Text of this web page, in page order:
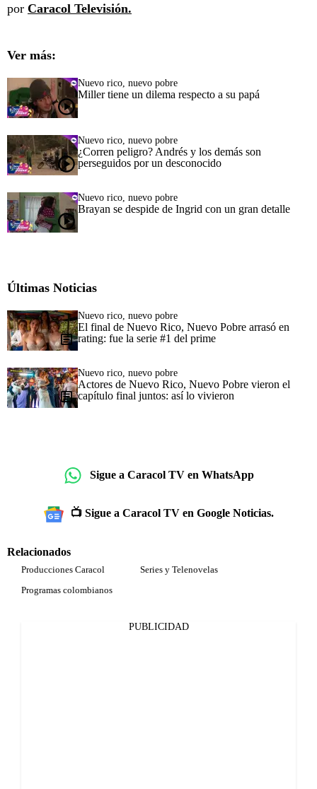
por Caracol Televisión.
Ver más:
Nuevo rico, nuevo pobre
Miller tiene un dilema respecto a su papá
Nuevo rico, nuevo pobre
¿Corren peligro? Andrés y los demás son
perseguidos por un desconocido
Nuevo rico, nuevo pobre
Brayan se despide de Ingrid con un gran detalle
Últimas Noticias
Nuevo rico, nuevo pobre
El final de Nuevo Rico, Nuevo Pobre arrasó en
rating: fue la serie #1 del prime
Nuevo rico, nuevo pobre
Actores de Nuevo Rico, Nuevo Pobre vieron el
capítulo final juntos: así lo vivieron
Sigue a Caracol TV en WhatsApp
📺 Sigue a Caracol TV en Google Noticias.
Relacionados
Producciones Caracol
Series y Telenovelas
Programas colombianos
PUBLICIDAD